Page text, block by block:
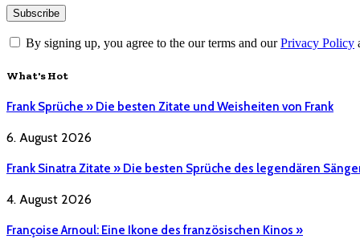
By signing up, you agree to the our terms and ourPrivacy Policy
What's Hot
Frank Sprüche » Die besten Zitate und Weisheiten von Frank
6. August 2026
Frank Sinatra Zitate » Die besten Sprüche des legendären
4. August 2026
Françoise Arnoul: Eine Ikone des französischen Kinos »